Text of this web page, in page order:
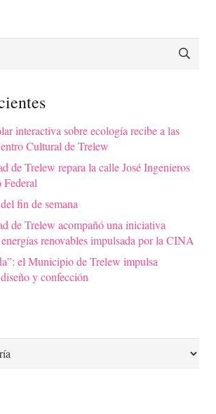
interactiva sobre ecología recibe a las
Cultural de Trelew
de Trelew repara la calle José Ingenieros
fin de semana
de Trelew acompañó una iniciativa
renovables impulsada por la CINA
el Municipio de Trelew impulsa
y confección